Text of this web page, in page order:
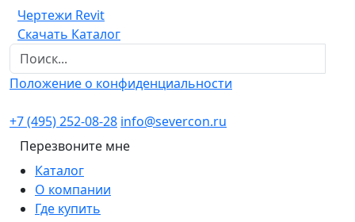
Чертежи Revit
Скачать Каталог
Положение о конфиденциальности
+7 (495) 252-08-28 info@severcon.ru
Перезвоните мне
Каталог
О компании
Где купить